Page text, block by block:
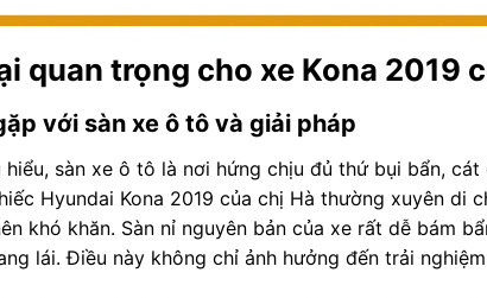
quan trọng cho xe Kona 2019
với sàn xe ô tô và giải pháp
hiểu, sàn xe ô tô là nơi hứng chịu đủ thứ bụi bẩn,
Hyundai Kona 2019 của chị Hà thường xuyên di
khó khăn. Sàn nỉ nguyên bản của xe rất dễ bám
lái. Điều này không chỉ ảnh hưởng đến trải